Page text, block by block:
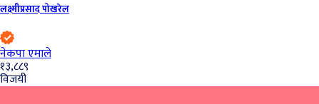
लक्ष्मीप्रसाद पोखरेल
नेकपा एमाले
१३,८८९
विजयी